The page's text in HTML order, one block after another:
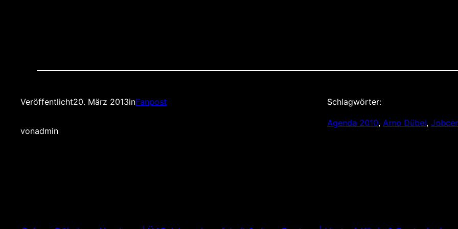
Veröffentlicht20. März 2013inFanpost
vonadmin
Schlagwörter:
Agenda 2010, Arno Dübel,